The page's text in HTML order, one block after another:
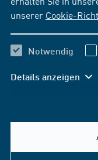
unserer Cookie-
Notwendig
Details anzeigen